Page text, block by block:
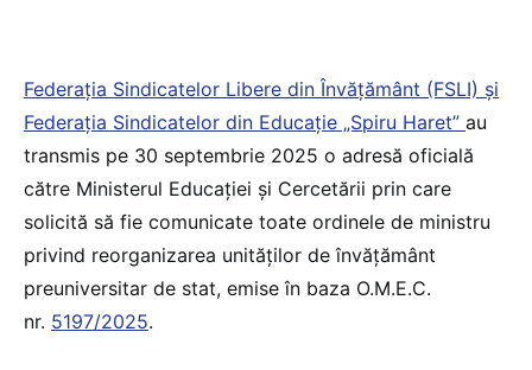
Federația Sindicatelor Libere din Învățământ (FSLI) și
Federația Sindicatelor din Educație „Spiru Haret” au
transmis pe 30 septembrie 2025 o adresă oficială
către Ministerul Educației și Cercetării prin care
solicită să fie comunicate toate ordinele de ministru
privind reorganizarea unităților de învățământ
preuniversitar de stat, emise în baza O.M.E.C.
nr. 5197/2025.